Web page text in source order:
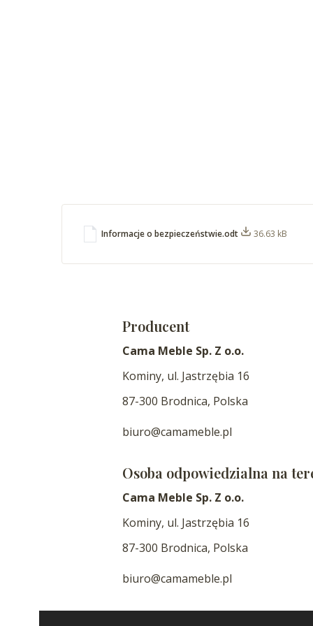
Informacje o bezpieczeństwie.odt 36.63 kB
Producent
Cama Meble Sp. Z o.o.
Kominy, ul. Jastrzębia 16
87-300 Brodnica, Polska
biuro@camameble.pl
Osoba odpowiedzialna na
Cama Meble Sp. Z o.o.
Kominy, ul. Jastrzębia 16
87-300 Brodnica, Polska
biuro@camameble.pl